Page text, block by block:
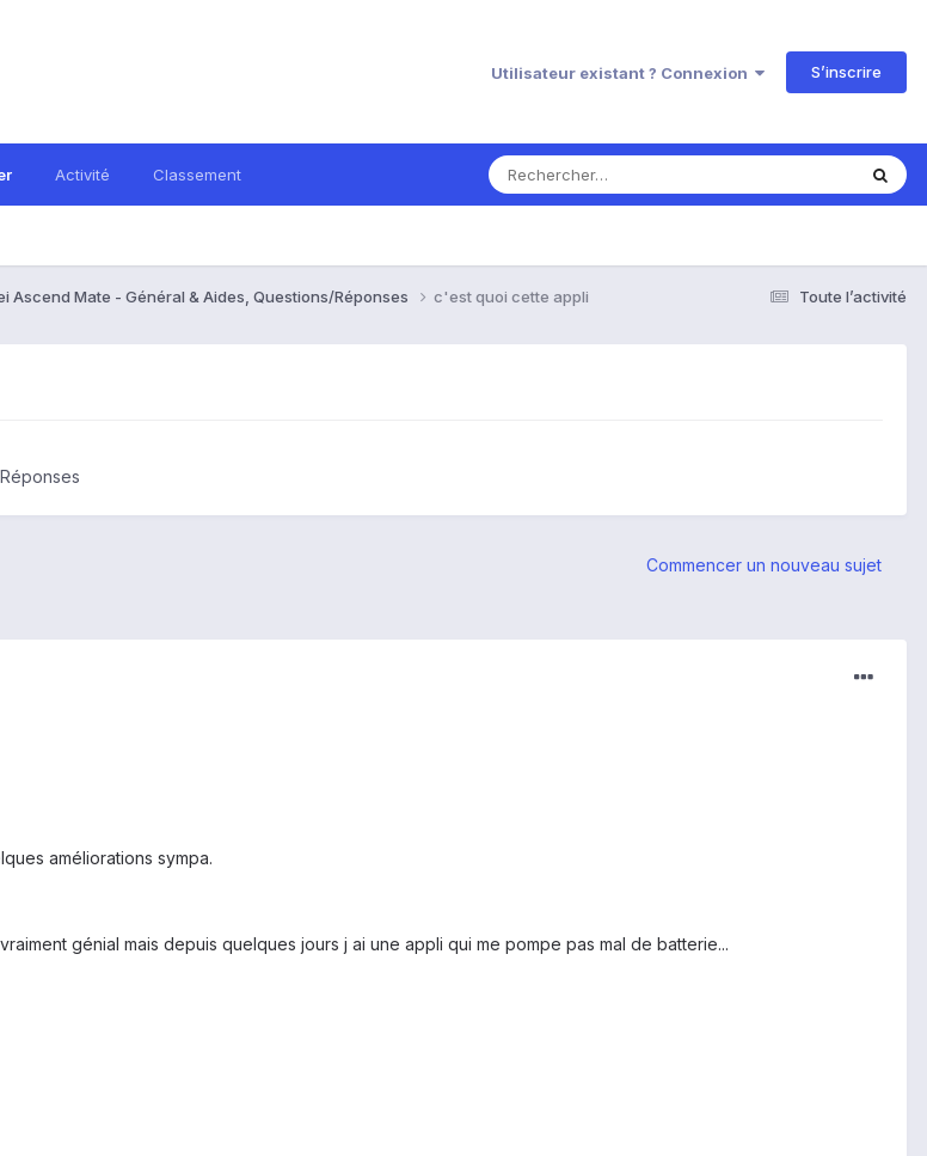
Utilisateur existant ? Connexion S’inscrire
Activité Classement
Toute l’activité
Ascend Mate - Général & Aides, Questions/Réponses c'est quoi cette appli
Commencer un nouveau sujet
améliorations sympa.
génial mais depuis quelques jours j ai une appli qui me pompe pas mal de batterie...